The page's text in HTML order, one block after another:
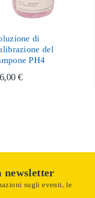
di
del
PH4
€
sugli eventi, le